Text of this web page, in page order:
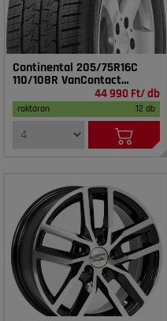
Continental 205/75R16C
110/108R VanContact
44 990 Ft/ db
raktáron 12 db